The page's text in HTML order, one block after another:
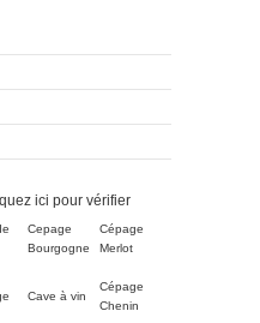
ici pour vérifier.
Cepage
Bourgogne
Cépage
Merlot
Cave à vin
Cépage
Chenin